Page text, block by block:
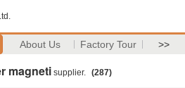
About Us Factory Tour >>
magneti supplier. (287)